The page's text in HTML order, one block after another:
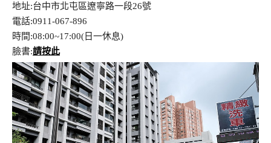
地址:台中市北屯區遼寧路一段26號
電話:0911-067-896
時間:08:00~17:00(日一休息)
臉書:請按此